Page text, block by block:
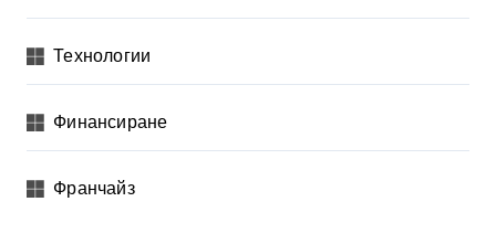
Технологии
Финансиране
Франчайз